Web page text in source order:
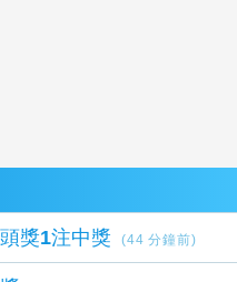
獎1注中獎 (44 分鐘前)